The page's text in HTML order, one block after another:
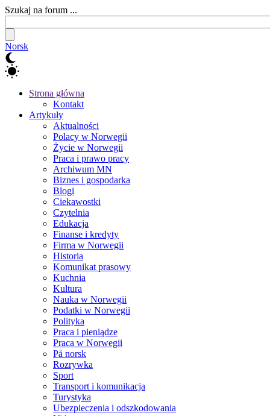
Szukaj na forum ...
Norsk
Strona główna
Kontakt
Artykuły
Aktualności
Polacy w Norwegii
Życie w Norwegii
Praca i prawo pracy
Archiwum MN
Biznes i gospodarka
Blogi
Ciekawostki
Czytelnia
Edukacja
Finanse i kredyty
Firma w Norwegii
Historia
Komunikat prasowy
Kuchnia
Kultura
Nauka w Norwegii
Podatki w Norwegii
Polityka
Praca i pieniądze
Praca w Norwegii
På norsk
Rozrywka
Sport
Transport i komunikacja
Turystyka
Ubezpieczenia i odszkodowania